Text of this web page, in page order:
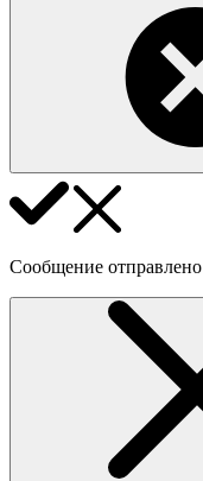
Сообщение отправлено